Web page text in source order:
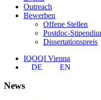
Outreach
Bewerben
Offene Stellen
Postdoc-
Dissertationspreis
IQOQI Vienna
DE
EN
News